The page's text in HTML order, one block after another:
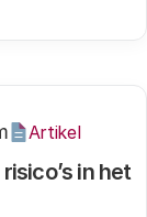
in het
Artikel